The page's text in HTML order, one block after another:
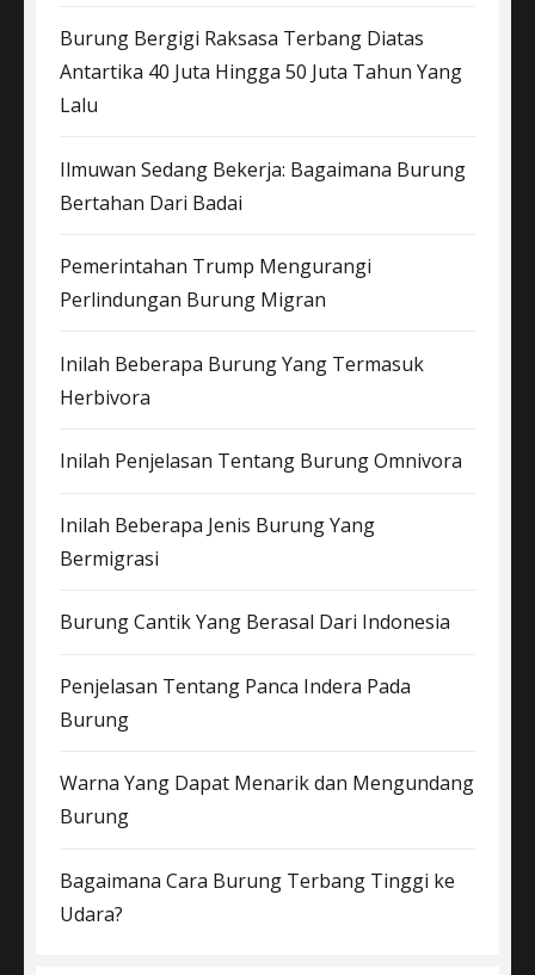
Burung Bergigi Raksasa Terbang Diatas
Antartika 40 Juta Hingga 50 Juta Tahun Yang
Lalu
Ilmuwan Sedang Bekerja: Bagaimana Burung
Bertahan Dari Badai
Pemerintahan Trump Mengurangi
Perlindungan Burung Migran
Inilah Beberapa Burung Yang Termasuk
Herbivora
Inilah Penjelasan Tentang Burung Omnivora
Inilah Beberapa Jenis Burung Yang
Bermigrasi
Burung Cantik Yang Berasal Dari Indonesia
Penjelasan Tentang Panca Indera Pada
Burung
Warna Yang Dapat Menarik dan Mengundang
Burung
Bagaimana Cara Burung Terbang Tinggi ke
Udara?